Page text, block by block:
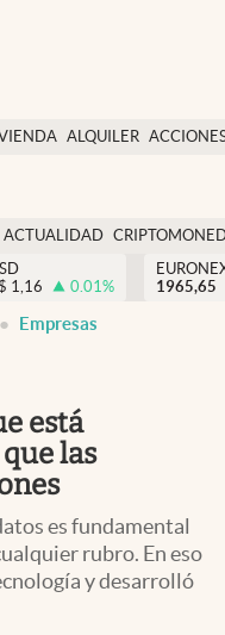
ALQUILER
USA
ACTUALIDAD
1,16 0.01%
1965,65
Empresas
está
las
es fundamental
rubro. En eso
y desarrolló